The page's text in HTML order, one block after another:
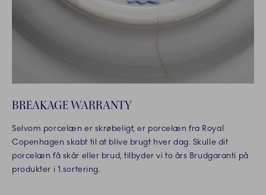
BREAKAGE WARRANTY
Selvom porcelæn er skrøbeligt, er porcelæn fra Royal
Copenhagen skabt til at blive brugt hver dag. Skulle dit
porcelæn få skår eller brud, tilbyder vi to års Brudgaranti på
produkter i 1.sortering.